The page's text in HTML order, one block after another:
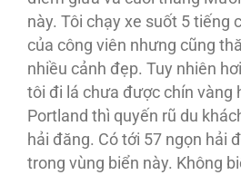
này. Tôi chạy xe suốt 5 tiếng
của công viên nhưng cũng
nhiều cảnh đẹp. Tuy nhiên
tôi đi lá chưa được chín vàng
Portland thì quyến rũ du
hải đăng. Có tới 57 ngọn hải
trong vùng biển này. Không